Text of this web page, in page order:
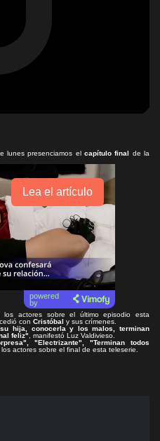
lunes presenciamos el capítulo final de la
Lea el artículo
powered
by
actores sobre el último episodio esta
con Cristóbal y sus crímenes.
hija, conocerla y los malos, terminan
feliz" , manifestó Luz Valdivieso.
"Electrizante", "Terminan todos
actores sobre el final de esta teleserie.